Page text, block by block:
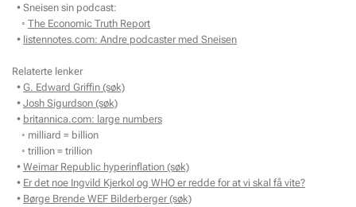
• Sneisen sin podcast:
◦ The Economic Truth Report
• listennotes.com: Andre podcaster med Sneisen
Relaterte lenker
• G. Edward Griffin (søk)
• Josh Sigurdson (søk)
• britannica.com: large numbers
◦ milliard = billion
◦ trillion = trillion
• Weimar Republic hyperinflation (søk)
• Er det noe Ingvild Kjerkol og WHO er redde for at vi skal få vite?
• Børge Brende WEF Bilderberger (søk)